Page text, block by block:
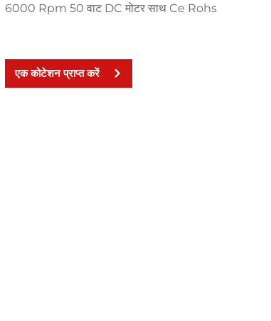
6000 Rpm 50 वाट DC मोटर साथ Ce Rohs
एक कोटेशन प्राप्त करें